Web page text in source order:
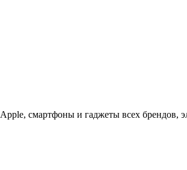
Apple, cмартфоны и гаджеты всех брендов,